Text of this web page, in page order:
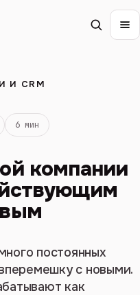
И CRM
6 мин
компании
постоянных
с новыми.
как